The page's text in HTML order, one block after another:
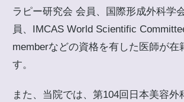
ラピー研究会 会員、国際形成外科学
員、IMCAS World Scientific
memberなどの資格を有した医師が在
す。
また、当院では、第104回日本美容外